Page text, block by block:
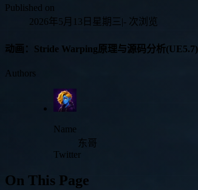
Published on
2026年5月13日星期三|- 次浏览
动画：Stride Warping原理与源码分析(UE5.7)
Authors
Name
东哥
Twitter
On This Page